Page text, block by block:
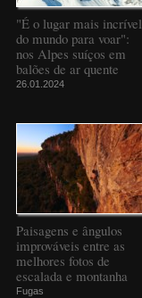
"É o lugar mais incrível
do mundo para voar":
nos Alpes suíços em
balões de ar quente
26.01.2024
Paisagens e ângulos
improváveis entre as
melhores fotos de
escalada e montanha
Fugas